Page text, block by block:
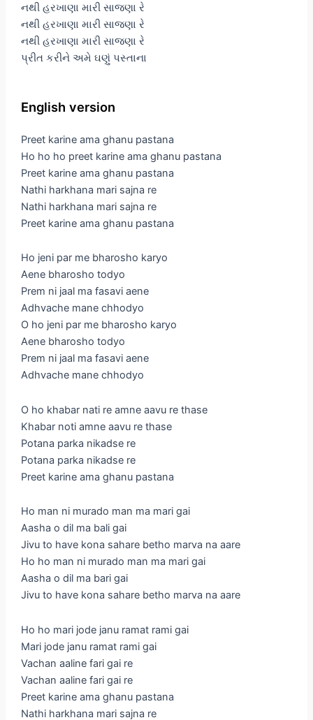
નથી હરખાણા મારી સાજણા રે
નથી હરખાણા મારી સાજણા રે
નથી હરખાણા મારી સાજણા રે
પ્રીત કરીને અમે ઘણું પસ્તાના
English version
Preet karine ama ghanu pastana
Ho ho ho preet karine ama ghanu pastana
Preet karine ama ghanu pastana
Nathi harkhana mari sajna re
Nathi harkhana mari sajna re
Preet karine ama ghanu pastana
Ho jeni par me bharosho karyo
Aene bharosho todyo
Prem ni jaal ma fasavi aene
Adhvache mane chhodyo
O ho jeni par me bharosho karyo
Aene bharosho todyo
Prem ni jaal ma fasavi aene
Adhvache mane chhodyo
O ho khabar nati re amne aavu re thase
Khabar noti amne aavu re thase
Potana parka nikadse re
Potana parka nikadse re
Preet karine ama ghanu pastana
Ho man ni murado man ma mari gai
Aasha o dil ma bali gai
Jivu to have kona sahare betho marva na aare
Ho ho man ni murado man ma mari gai
Aasha o dil ma bari gai
Jivu to have kona sahare betho marva na aare
Ho ho mari jode janu ramat rami gai
Mari jode janu ramat rami gai
Vachan aaline fari gai re
Vachan aaline fari gai re
Preet karine ama ghanu pastana
Nathi harkhana mari sajna re